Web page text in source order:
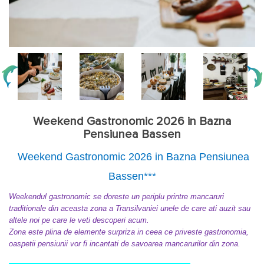
Weekend Gastronomic 2026 in Bazna
Pensiunea Bassen
Weekend Gastronomic 2026 in Bazna Pensiunea
Bassen***
Weekendul gastronomic se doreste un periplu printre mancaruri
traditionale din aceasta zona a Transilvaniei unele de care ati auzit sau
altele noi pe care le veti descoperi acum.
Zona este plina de elemente surpriza in ceea ce priveste gastronomia,
oaspetii pensiunii vor fi incantati de savoarea mancarurilor din zona.